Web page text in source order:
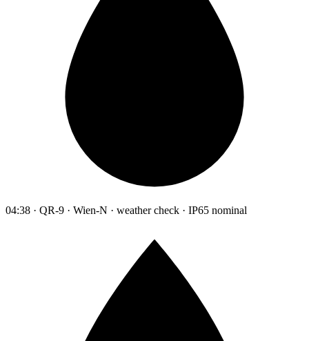
04:38 · QR-9 · Wien-N · weather check · IP65 nominal